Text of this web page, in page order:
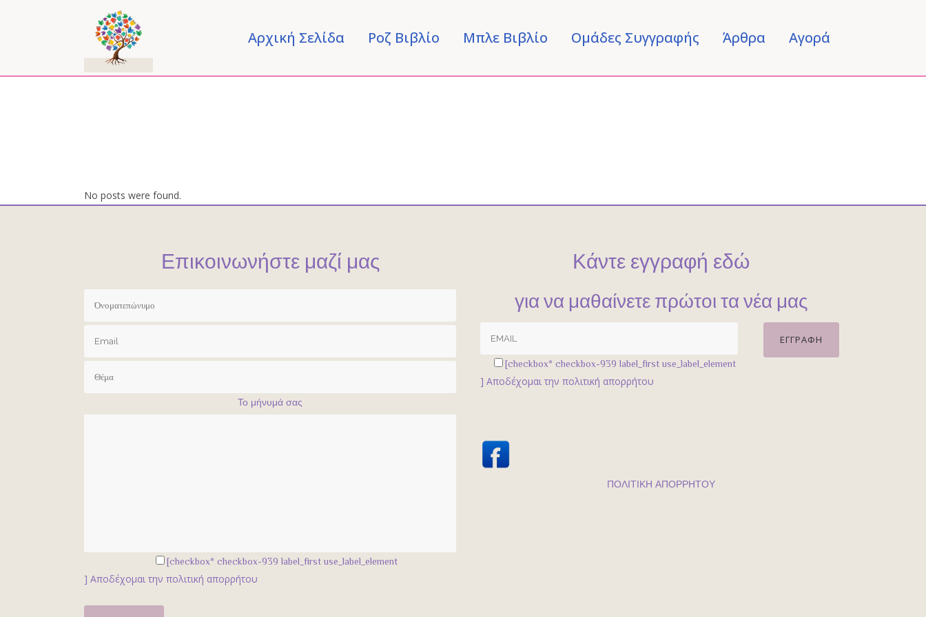
Αρχική Σελίδα Ροζ Βιβλίο Μπλε Βιβλίο Ομάδες Συγγραφής Άρθρα Αγορά
No posts were found.
Επικοινωνήστε μαζί μας
Το μήνυμά σας
[checkbox* checkbox-939 label_first use_label_element
] Αποδέχομαι την πολιτική απορρήτου
Κάντε εγγραφή εδώ
για να μαθαίνετε πρώτοι τα νέα μας
[checkbox* checkbox-939 label_first use_label_element
] Αποδέχομαι την πολιτική απορρήτου
ΠΟΛΙΤΙΚΗ ΑΠΟΡΡΗΤΟΥ